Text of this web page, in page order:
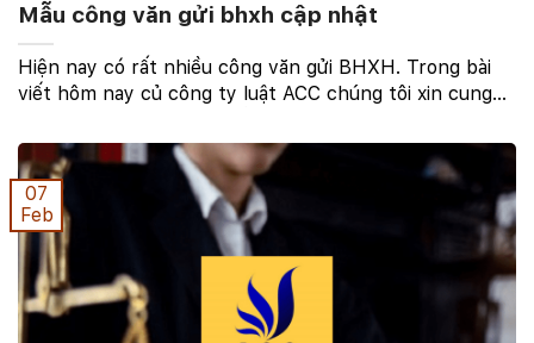
Mẫu công văn gửi bhxh cập nhật
Hiện nay có rất nhiều công văn gửi BHXH. Trong bài
viết hôm nay củ công ty luật ACC chúng tôi xin cung
2023 mới nhất. mẫu công văn gửi bhxh cập ...
07
Feb